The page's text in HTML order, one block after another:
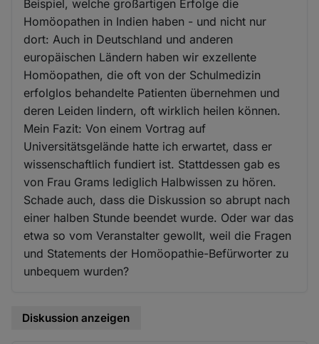
Beispiel, welche großartigen Erfolge die
Homöopathen in Indien haben - und nicht nur
dort: Auch in Deutschland und anderen
europäischen Ländern haben wir exzellente
Homöopathen, die oft von der Schulmedizin
erfolglos behandelte Patienten übernehmen und
deren Leiden lindern, oft wirklich heilen können.
Mein Fazit: Von einem Vortrag auf
Universitätsgelände hatte ich erwartet, dass er
wissenschaftlich fundiert ist. Stattdessen gab es
von Frau Grams lediglich Halbwissen zu hören.
Schade auch, dass die Diskussion so abrupt nach
einer halben Stunde beendet wurde. Oder war das
etwa so vom Veranstalter gewollt, weil die Fragen
und Statements der Homöopathie-Befürworter zu
unbequem wurden?
Diskussion anzeigen